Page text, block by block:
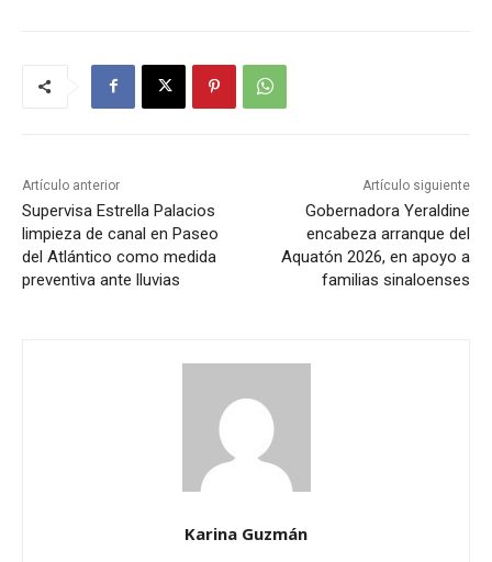
Artículo anterior
Supervisa Estrella Palacios
limpieza de canal en Paseo
del Atlántico como medida
preventiva ante lluvias
Artículo siguiente
Gobernadora Yeraldine
encabeza arranque del
Aquatón 2026, en apoyo a
familias sinaloenses
Karina Guzmán